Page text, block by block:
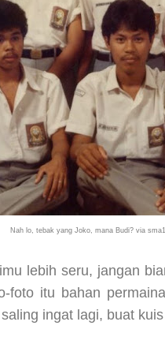
Nah lo, tebak yang Joko, mana Budi? via
lebih seru, jangan
foto itu bahan
ingat lagi, buat